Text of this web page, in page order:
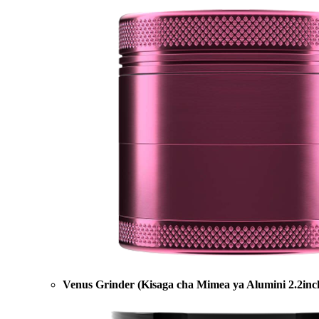
Venus Grinder (Kisaga cha Mimea ya Alumini